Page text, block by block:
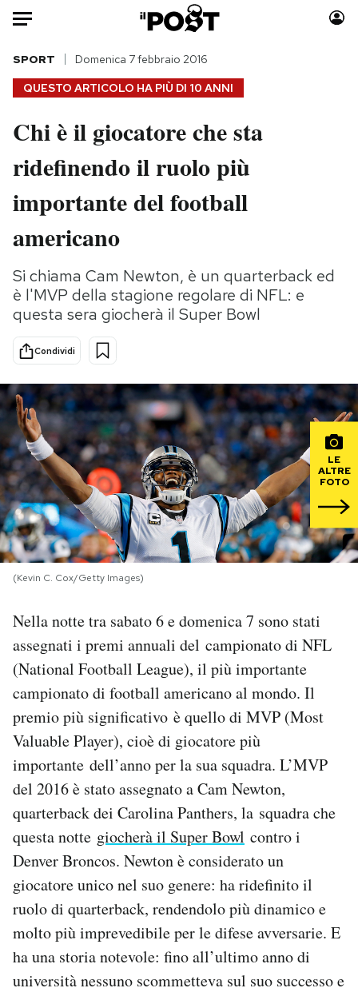
Auto
HOME
Italia
Politica
Tecnologia
Scienza
Cultura
Economia
Sport
Moda
Consumismi
Storie/Idee
Europa
Altrecose
Mondiali calcio 2026
PODCAST
NEWSLETTER
I MIEI PREFERITI
SHOP
AREA PERSONALE
Area Personale
Notifiche mobile
Regala il Post
Hai bisogno di aiuto?
Esci
QUESTO ARTICOLO HA PIÙ DI 10 ANNI
SPORT Domenica 7 febbraio 2016
Chi è il giocatore che sta
ridefinendo il ruolo più
importante del football
americano
Si chiama Cam Newton, è un quarterback ed
è l'MVP della stagione regolare di NFL: e
questa sera giocherà il Super Bowl
Condividi
LE
ALTRE
FOTO
(Kevin C. Cox/Getty Images)
Nella notte tra sabato 6 e domenica 7 sono stati
assegnati i premi annuali del campionato di NFL
(National Football League), il più importante
campionato di football americano al mondo. Il
premio più significativo è quello di MVP (Most
Valuable Player), cioè di giocatore più
importante dell’anno per la sua squadra. L’MVP
del 2016 è stato assegnato a Cam Newton,
quarterback dei Carolina Panthers, la squadra che
questa notte giocherà il Super Bowl contro i
Denver Broncos. Newton è considerato un
giocatore unico nel suo genere: ha ridefinito il
ruolo di quarterback, rendendolo più dinamico e
molto più imprevedibile per le difese avversarie. E
ha una storia notevole: fino all’ultimo anno di
università nessuno scommetteva sul suo successo e